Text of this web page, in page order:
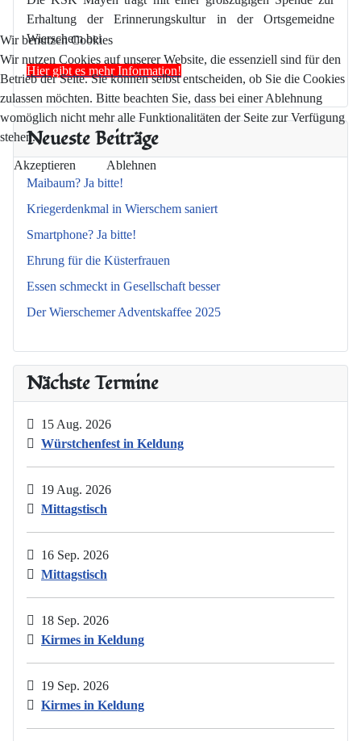
Erhaltung der Erinnerungskultur in der Ortsgemeidne
Wierschem bei
Hier gibt es mehr Information!
Neueste Beiträge
Maibaum? Ja bitte!
Kriegerdenkmal in Wierschem saniert
Smartphone? Ja bitte!
Ehrung für die Küsterfrauen
Essen schmeckt in Gesellschaft besser
Der Wierschemer Adventskaffee 2025
Nächste Termine
15 Aug. 2026
Würstchenfest in Keldung
19 Aug. 2026
Mittagstisch
16 Sep. 2026
Mittagstisch
18 Sep. 2026
Kirmes in Keldung
19 Sep. 2026
Kirmes in Keldung
Wir benutzen Cookies
Wir nutzen Cookies auf unserer Website, die essenziell sind für den
Betrieb der Seite. Sie können selbst entscheiden, ob Sie die Cookies
zulassen möchten. Bitte beachten Sie, dass bei einer Ablehnung
womöglich nicht mehr alle Funktionalitäten der Seite zur Verfügung
stehen.
Akzeptieren Ablehnen